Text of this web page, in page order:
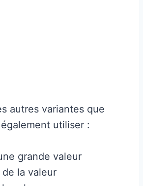
autres variantes que
utiliser :
grande valeur
la valeur